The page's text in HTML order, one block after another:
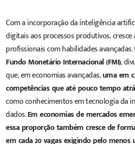
Com a incorporação da inteligência
digitais aos processos produtivos,
profissionais com habilidades avançadas.
Fundo Monetário Internacional (FMI),
que, em economias avançadas,uma em
competências que até pouco tempo
como conhecimentos em tecnologia da
dados.Em economias de mercados
essa proporção também cresce de
em cada 20 vagas exigindo pelo menos